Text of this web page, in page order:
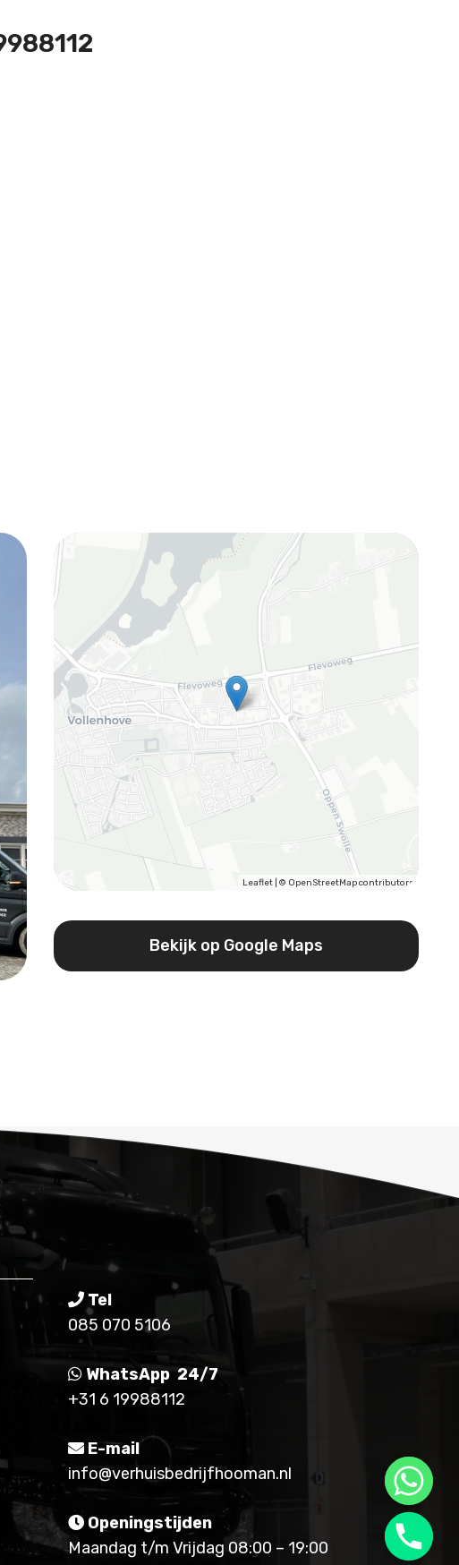
Leaflet | © OpenStreetMapcontributors
Bekijk op Google Maps
Tel
085 070 5106
WhatsApp 24/7
+31 6 19988112
E-mail
info@verhuisbedrijfhooman.nl
Openingstijden
Maandag t/m Vrijdag 08:00 – 19:00